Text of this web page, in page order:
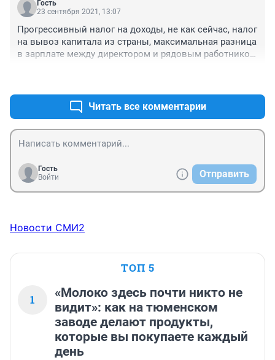
Гость
23 сентября 2021, 13:07
Прогрессивный налог на доходы, не как сейчас, налог
на вывоз капитала из страны, максимальная разница
в зарплате между директором и рядовым работником
полезных законов а не новых порядков прохождения
техосмотра каждый год или применения знаков "
Шипы". Пора работать для страны и народа
Читать все комментарии
Гость
Войти
Отправить
Новости СМИ2
ТОП 5
1
«Молоко здесь почти никто не
видит»: как на тюменском
заводе делают продукты,
которые вы покупаете каждый
день